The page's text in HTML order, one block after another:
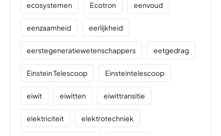
ecosystemen Ecotron eenvoud
eenzaamheid eerlijkheid
eerstegeneratiewetenschappers eetgedrag
Einstein Telescoop Einsteintelescoop
eiwit eiwitten eiwittransitie
elektriciteit elektrotechniek